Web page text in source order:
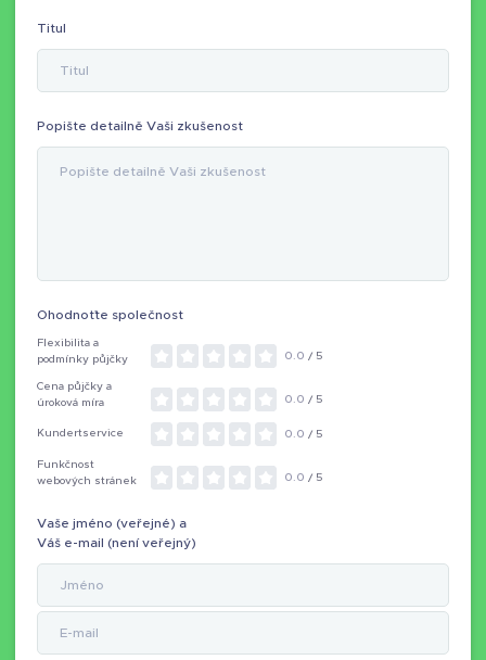
Titul
Popište detailně Vaši zkušenost
Ohodnoťte společnost
Flexibilita a
podmínky půjčky
0.0 / 5
Cena půjčky a
úroková míra
0.0 / 5
Kundertservice 0.0 / 5
Funkčnost
webových stránek
0.0 / 5
Vaše jméno (veřejné) a
Váš e-mail (není veřejný)